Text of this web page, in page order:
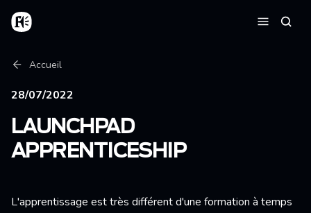
Aller au contenu principal
Accueil
Fil d'Ariane
Accueil
28/07/2022
LAUNCHPAD
APPRENTICESHIP
L'apprentissage est très différent d'une formation à temps